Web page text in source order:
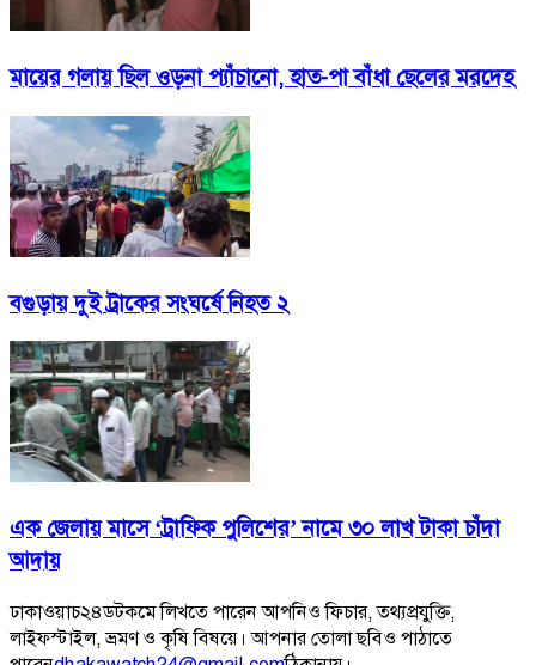
মায়ের গলায় ছিল ওড়না প্যাঁচানো, হাত-পা বাঁধা ছেলের মরদেহ
বগুড়ায় দুই ট্রাকের সংঘর্ষে নিহত ২
এক জেলায় ‌মাসে ‘ট্রাফিক পুলিশের’ নামে ৩০ লাখ টাকা চাঁদা
আদায়
ঢাকাওয়াচ২৪ডটকমে লিখতে পারেন আপনিও ফিচার, তথ্যপ্রযুক্তি,
লাইফস্টাইল, ভ্রমণ ও কৃষি বিষয়ে। আপনার তোলা ছবিও পাঠাতে